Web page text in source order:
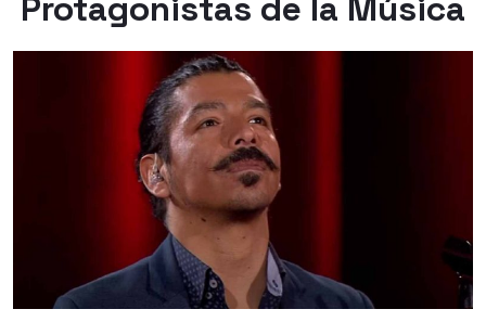
Protagonistas de la Música